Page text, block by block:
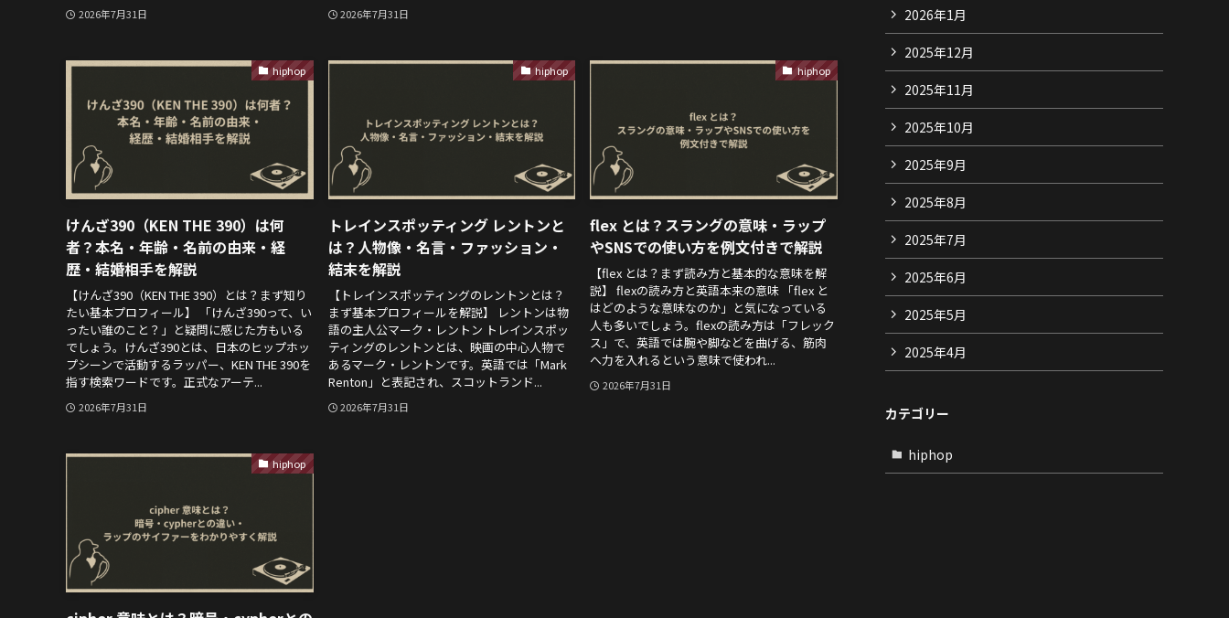
2026年7月31日 2026年7月31日
hiphop
けんざ390（KEN THE 390）は何
者？本名・年齢・名前の由来・経
歴・結婚相手を解説
【けんざ390（KEN THE 390）とは？まず知り
たい基本プロフィール】 「けんざ390って、い
ったい誰のこと？」と疑問に感じた方もいる
でしょう。けんざ390とは、日本のヒップホッ
プシーンで活動するラッパー、KEN THE 390を
指す検索ワードです。正式なアーテ...
2026年7月31日
hiphop
トレインスポッティング レントンと
は？人物像・名言・ファッション・
結末を解説
【トレインスポッティングのレントンとは？
まず基本プロフィールを解説】 レントンは物
語の主人公マーク・レントン トレインスポッ
ティングのレントンとは、映画の中心人物で
あるマーク・レントンです。英語では「Mark
Renton」と表記され、スコットランド...
2026年7月31日
hiphop
flex とは？スラングの意味・ラップ
やSNSでの使い方を例文付きで解説
【flex とは？まず読み方と基本的な意味を解
説】 flexの読み方と英語本来の意味 「flex と
はどのような意味なのか」と気になっている
人も多いでしょう。flexの読み方は「フレック
ス」で、英語では腕や脚などを曲げる、筋肉
へ力を入れるという意味で使われ...
2026年7月31日
hiphop
2026年1月
2025年12月
2025年11月
2025年10月
2025年9月
2025年8月
2025年7月
2025年6月
2025年5月
2025年4月
カテゴリー
hiphop